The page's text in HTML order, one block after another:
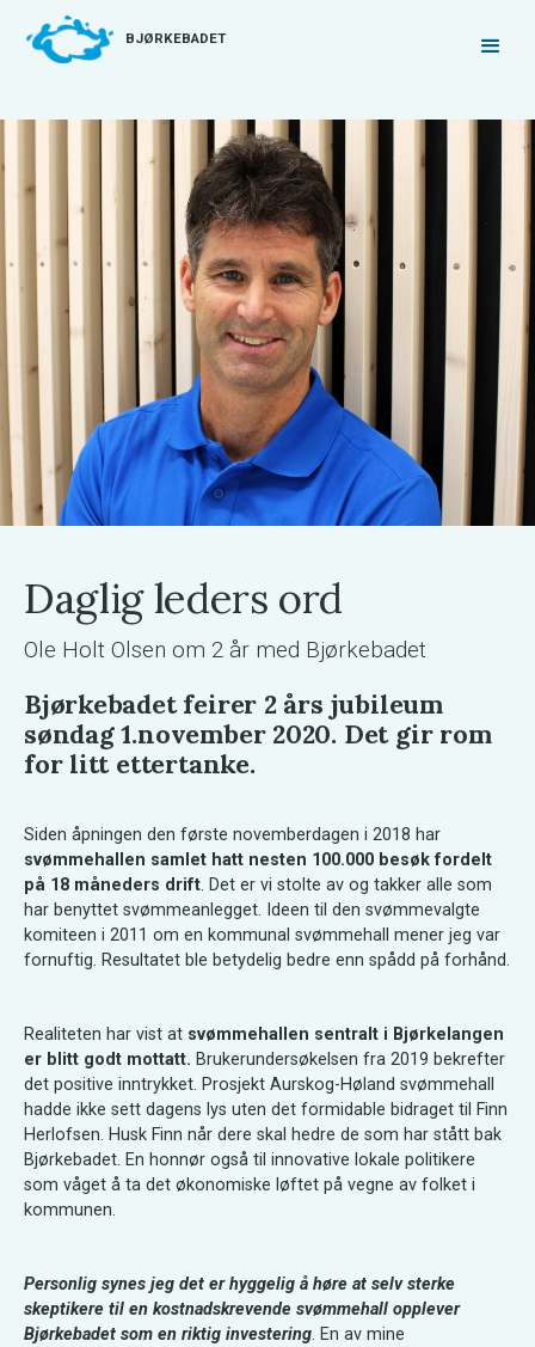
BJØRKEBADET
Daglig leders ord
Ole Holt Olsen om 2 år med Bjørkebadet
Bjørkebadet feirer 2 års jubileum
søndag 1.november 2020. Det gir rom
for litt ettertanke.
Siden åpningen den første novemberdagen i 2018 har
svømmehallen samlet hatt nesten 100.000 besøk fordelt
på 18 måneders drift. Det er vi stolte av og takker alle som
har benyttet svømmeanlegget. Ideen til den svømmevalgte
komiteen i 2011 om en kommunal svømmehall mener jeg var
fornuftig. Resultatet ble betydelig bedre enn spådd på forhånd.
Realiteten har vist at svømmehallen sentralt i Bjørkelangen
er blitt godt mottatt. Brukerundersøkelsen fra 2019 bekrefter
det positive inntrykket. Prosjekt Aurskog-Høland svømmehall
hadde ikke sett dagens lys uten det formidable bidraget til Finn
Herlofsen. Husk Finn når dere skal hedre de som har stått bak
Bjørkebadet. En honnør også til innovative lokale politikere
som våget å ta det økonomiske løftet på vegne av folket i
kommunen.
Personlig synes jeg det er hyggelig å høre at selv sterke
skeptikere til en kostnadskrevende svømmehall opplever
Bjørkebadet som en riktig investering. En av mine